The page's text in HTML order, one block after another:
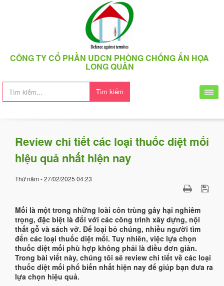
CÔNG TY CỔ PHẦN UDCN PHÒNG CHỐNG ẨN HỌA
LONG QUÂN
Tìm kiếm
Review chi tiết các loại thuốc diệt mối
hiệu quả nhất hiện nay
Thứ năm - 27/02/2025 04:23
Mối là một trong những loài côn trùng gây hại nghiêm
trọng, đặc biệt là đối với các công trình xây dựng, nội
thất gỗ và sách vở. Để loại bỏ chúng, nhiều người tìm
đến các loại thuốc diệt mối. Tuy nhiên, việc lựa chọn
thuốc diệt mối phù hợp không phải là điều đơn giản.
Trong bài viết này, chúng tôi sẽ review chi tiết về các loại
thuốc diệt mối phổ biến nhất hiện nay để giúp bạn đưa ra
lựa chọn hiệu quả.